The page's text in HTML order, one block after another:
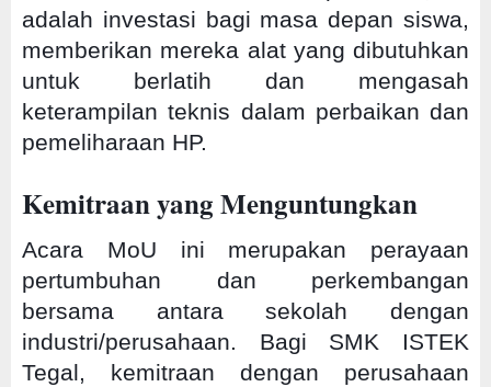
adalah investasi bagi masa depan siswa,
memberikan mereka alat yang dibutuhkan
untuk berlatih dan mengasah
keterampilan teknis dalam perbaikan dan
pemeliharaan HP.
Kemitraan yang Menguntungkan
Acara MoU ini merupakan perayaan
pertumbuhan dan perkembangan
bersama antara sekolah dengan
industri/perusahaan. Bagi SMK ISTEK
Tegal, kemitraan dengan perusahaan